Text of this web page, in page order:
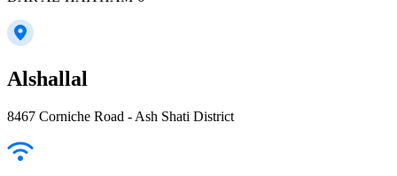
Alshallal
8467 Corniche Road - Ash Shati District